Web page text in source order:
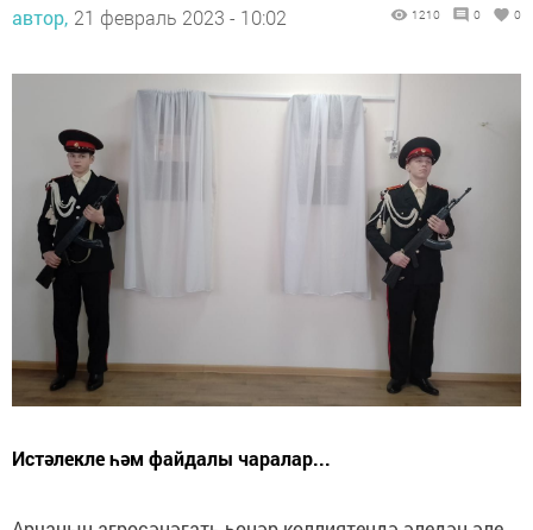
автор, 21 февраль 2023 - 10:02 1210 0 0
Истәлекле һәм файдалы чаралар...